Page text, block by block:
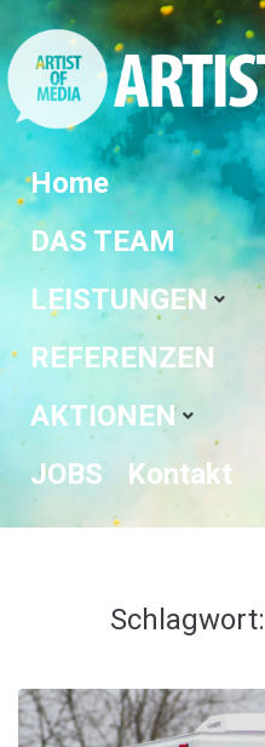
Home
DAS TEAM
LEISTUNGEN
REFERENZEN
AKTIONEN
JOBS
Kontakt
Schlagwort: